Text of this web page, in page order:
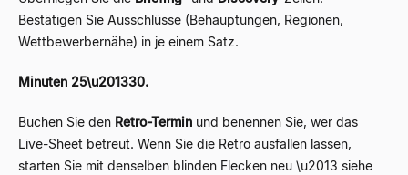
Bestätigen Sie Ausschlüsse (Behauptungen, Regionen,
Wettbewerbernähe) in je einem Satz.
Minuten 25\u201330.
Buchen Sie den Retro-Termin und benennen Sie, wer das
Live-Sheet betreut. Wenn Sie die Retro ausfallen lassen,
starten Sie mit denselben blinden Flecken neu \u2013 siehe